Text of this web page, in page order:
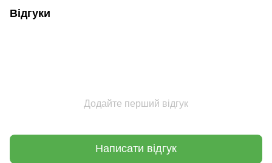
Відгуки
Додайте перший відгук
Написати відгук